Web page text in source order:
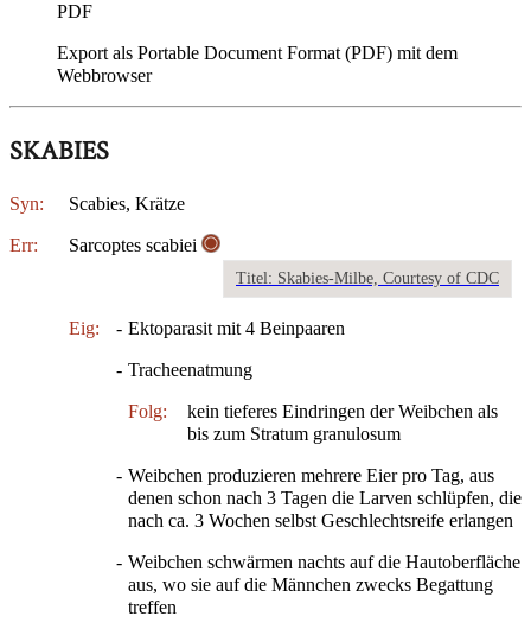
PDF
Export als Portable Document Format (PDF) mit dem
Webbrowser
SKABIES
Syn: Scabies, Krätze
Err: Sarcoptes scabiei
Titel: Skabies-Milbe, Courtesy of CDC
Eig: - Ektoparasit mit 4 Beinpaaren
- Tracheenatmung
Folg:
kein tieferes Eindringen der Weibchen als
bis zum Stratum granulosum
- Weibchen produzieren mehrere Eier pro Tag, aus
denen schon nach 3 Tagen die Larven schlüpfen, die
nach ca. 3 Wochen selbst Geschlechtsreife erlangen
- Weibchen schwärmen nachts auf die Hautoberfläche
aus, wo sie auf die Männchen zwecks Begattung
treffen